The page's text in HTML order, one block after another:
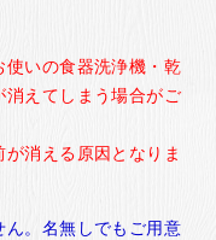
いの食器洗浄機・乾
えてしまう場合がご
消える原因となりま
。名無しでもご用意